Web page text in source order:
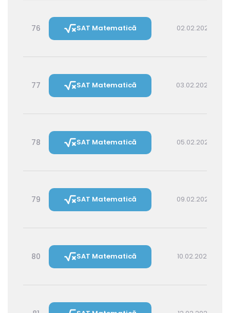
76 SAT Matematică 02.02.2027 16:00
77 SAT Matematică 03.02.2027 14:30
78 SAT Matematică 05.02.2027 16:00
79 SAT Matematică 09.02.2027 16:00
80 SAT Matematică 10.02.2027 14:30